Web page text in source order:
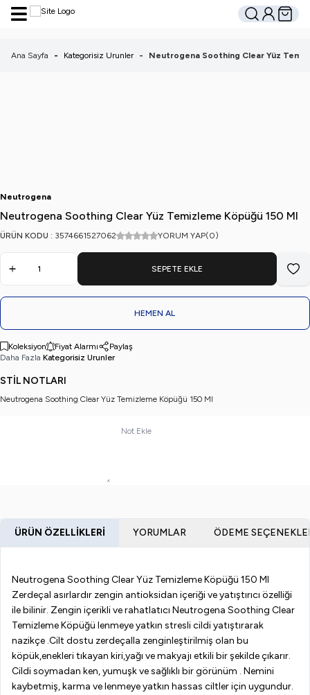
Hesabım
Sepetim
Ana Sayfa - Kategorisiz Urunler - Neutrogena Soothing Clear Yüz
Neutrogena
Neutrogena Soothing Clear Yüz Temizleme Köpüğü 150 Ml
ÜRÜN KODU : 3574661527062 YORUM YAP(0)
SEPETE EKLE
HEMEN AL
Koleksiyon Fiyat Alarmı
Paylaş
Daha Fazla Kategorisiz Urunler
STİL NOTLARI
Neutrogena Soothing Clear Yüz Temizleme Köpüğü 150 Ml
Not Ekle
ÜRÜN ÖZELLIKLERI YORUMLAR ÖDEME
Neutrogena Soothing Clear Yüz Temizleme Köpüğü 150 Ml
Zerdeçal asırlardır zengin antioksidan içeriği ve yatıştırıcı özelliği
ile bilinir. Zengin içerikli ve rahatlatıcı Neutrogena Soothing Clear
Temizleme Köpüğü lenmeye yatkın stresli cildi yatıştırarak
nazikçe .Cilt dostu zerdeçalla zenginleştirilmiş olan bu
köpük,enekleri tıkayan kiri,yağı ve makyajı etkili bir şekilde çıkarır.
Cildi soymadan ken, yumuşk ve sağlıklı bir görünüm . Nemini
kaybetmiş, karma ve lenmeye yatkın hassas ciltler için uygundur.